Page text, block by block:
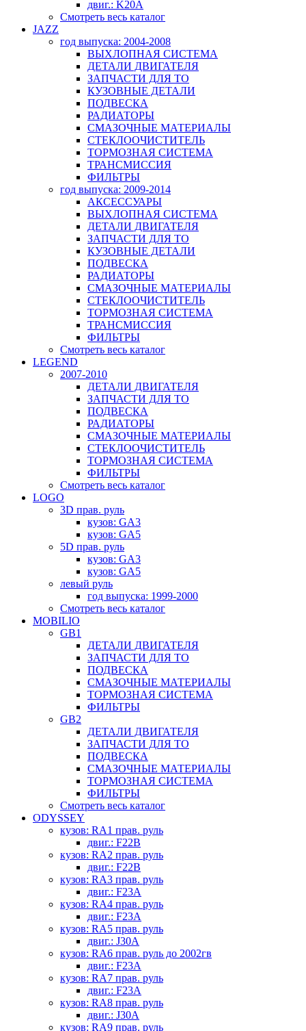
двиг.: K20A
Смотреть весь каталог
JAZZ
год выпуска: 2004-2008
ВЫХЛОПНАЯ СИСТЕМА
ДЕТАЛИ ДВИГАТЕЛЯ
ЗАПЧАСТИ ДЛЯ ТО
КУЗОВНЫЕ ДЕТАЛИ
ПОДВЕСКА
РАДИАТОРЫ
СМАЗОЧНЫЕ МАТЕРИАЛЫ
СТЕКЛООЧИСТИТЕЛЬ
ТОРМОЗНАЯ СИСТЕМА
ТРАНСМИССИЯ
ФИЛЬТРЫ
год выпуска: 2009-2014
АКСЕССУАРЫ
ВЫХЛОПНАЯ СИСТЕМА
ДЕТАЛИ ДВИГАТЕЛЯ
ЗАПЧАСТИ ДЛЯ ТО
КУЗОВНЫЕ ДЕТАЛИ
ПОДВЕСКА
РАДИАТОРЫ
СМАЗОЧНЫЕ МАТЕРИАЛЫ
СТЕКЛООЧИСТИТЕЛЬ
ТОРМОЗНАЯ СИСТЕМА
ТРАНСМИССИЯ
ФИЛЬТРЫ
Смотреть весь каталог
LEGEND
2007-2010
ДЕТАЛИ ДВИГАТЕЛЯ
ЗАПЧАСТИ ДЛЯ ТО
ПОДВЕСКА
РАДИАТОРЫ
СМАЗОЧНЫЕ МАТЕРИАЛЫ
СТЕКЛООЧИСТИТЕЛЬ
ТОРМОЗНАЯ СИСТЕМА
ФИЛЬТРЫ
Смотреть весь каталог
LOGO
3D прав. руль
кузов: GA3
кузов: GA5
5D прав. руль
кузов: GA3
кузов: GA5
левый руль
год выпуска: 1999-2000
Смотреть весь каталог
MOBILIO
GB1
ДЕТАЛИ ДВИГАТЕЛЯ
ЗАПЧАСТИ ДЛЯ ТО
ПОДВЕСКА
СМАЗОЧНЫЕ МАТЕРИАЛЫ
ТОРМОЗНАЯ СИСТЕМА
ФИЛЬТРЫ
GB2
ДЕТАЛИ ДВИГАТЕЛЯ
ЗАПЧАСТИ ДЛЯ ТО
ПОДВЕСКА
СМАЗОЧНЫЕ МАТЕРИАЛЫ
ТОРМОЗНАЯ СИСТЕМА
ФИЛЬТРЫ
Смотреть весь каталог
ODYSSEY
кузов: RA1 прав. руль
двиг.: F22B
кузов: RA2 прав. руль
двиг.: F22B
кузов: RA3 прав. руль
двиг.: F23A
кузов: RA4 прав. руль
двиг.: F23A
кузов: RA5 прав. руль
двиг.: J30A
кузов: RA6 прав. руль до 2002гв
двиг.: F23A
кузов: RA7 прав. руль
двиг.: F23A
кузов: RA8 прав. руль
двиг.: J30A
кузов: RA9 прав. руль